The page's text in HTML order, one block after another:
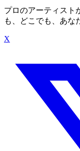
プロのアーティスト
も、どこでも、あな
X